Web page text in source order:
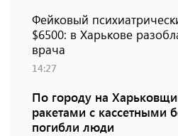
Фейковый
$6500: в Харькове
врача
14:27
По городу на
ракетами с кассетными
погибли люди